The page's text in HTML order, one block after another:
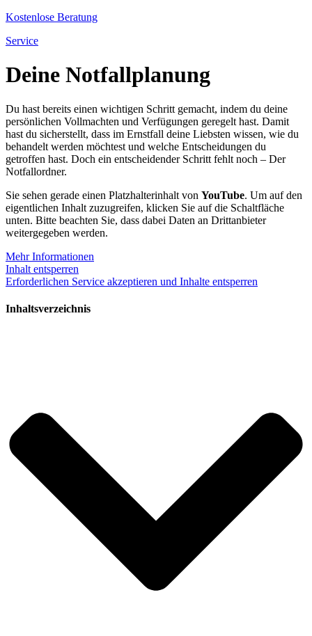
Kostenlose Beratung
Service
Deine Notfallplanung
Du hast bereits einen wichtigen Schritt gemacht, indem du deine
persönlichen Vollmachten und Verfügungen geregelt hast. Damit
hast du sicherstellt, dass im Ernstfall deine Liebsten wissen, wie du
behandelt werden möchtest und welche Entscheidungen du
getroffen hast. Doch ein entscheidender Schritt fehlt noch – Der
Notfallordner.
Sie sehen gerade einen Platzhalterinhalt von YouTube. Um auf den
eigentlichen Inhalt zuzugreifen, klicken Sie auf die Schaltfläche
unten. Bitte beachten Sie, dass dabei Daten an Drittanbieter
weitergegeben werden.
Mehr Informationen
Inhalt entsperren
Erforderlichen Service akzeptieren und Inhalte entsperren
Inhaltsverzeichnis